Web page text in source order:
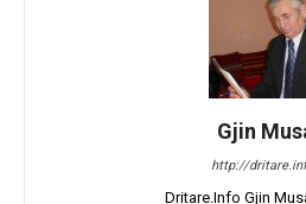
Gjin
http://
Dritare.Info Gjin